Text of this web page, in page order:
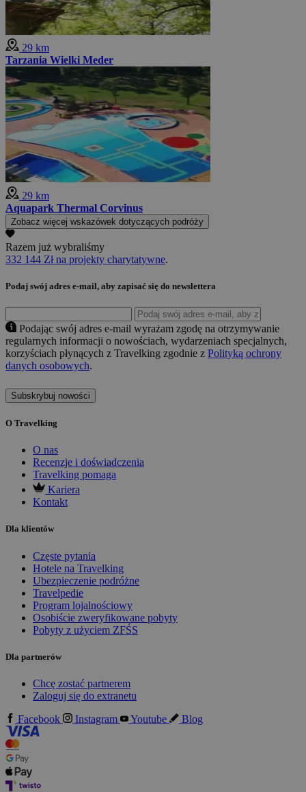
29 km
Tarzania Wielki Meder
29 km
Aquapark Thermal Corvinus
Zobacz więcej wskazówek dotyczących podróży
Razem już wybraliśmy
332 144 Zł na projekty charytatywne.
Podaj swój adres e-mail, aby zapisać się do newslettera
Podając swój adres e-mail wyrażam zgodę na otrzymywanie
regularnych informacji o nowościach, wydarzeniach specjalnych,
korzyściach płynących z Travelking zgodnie z Polityką ochrony
danych osobowych.
Subskrybuj nowości
O Travelking
O nas
Recenzje i doświadczenia
Travelking pomaga
Kariera
Kontakt
Dla klientów
Częste pytania
Hotele na Travelking
Ubezpieczenie podróżne
Travelpedie
Program lojalnościowy
Osobiście zweryfikowane pobyty
Pobyty z użyciem ZFŚS
Dla partnerów
Chcę zostać partnerem
Zaloguj się do extranetu
Facebook
Instagram Youtube Blog